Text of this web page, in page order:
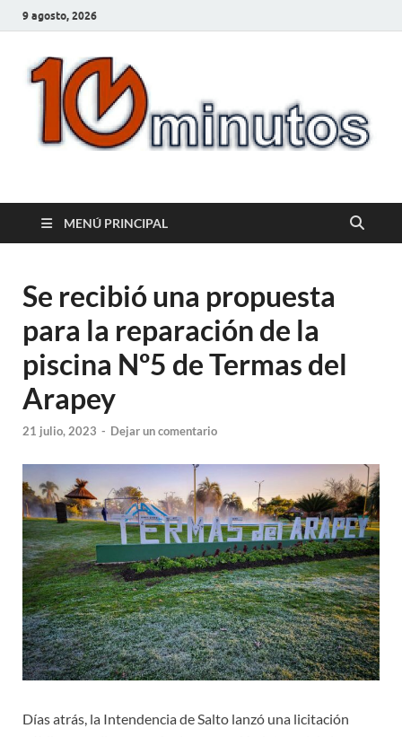
9 agosto, 2026
10minutos.com.uy
MENÚ PRINCIPAL
Se recibió una propuesta
para la reparación de la
piscina Nº5 de Termas del
Arapey
21 julio, 2023 - Dejar un comentario
Días atrás, la Intendencia de Salto lanzó una licitación